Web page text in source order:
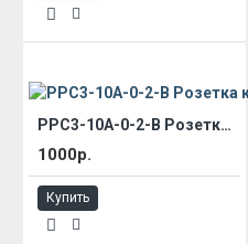
РРС3-10А-0-2-В Розетка кабельная
1000р.
Купить